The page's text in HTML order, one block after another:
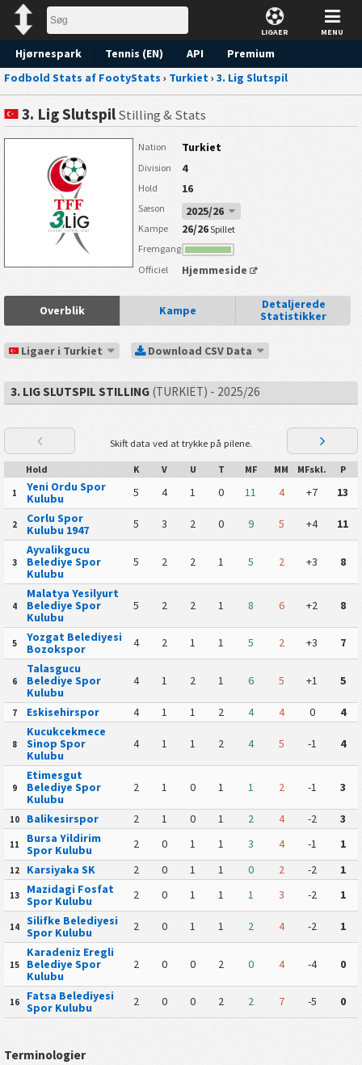
LIGAER MENU
Hjørnespark Tennis (EN) API Premium
Forudsigelse
Fodbold Stats af FootyStats › Turkiet› 3. Lig Slutspil
3. Lig SlutspilStilling & Stats
Nation Turkiet
Division 4
Hold 16
Sæson 2025/26
Kampe 26/26Spillet
Fremgang
Officiel
Hjemmeside
Overblik Kampe
Detaljerede
Statistikker
Ligaer i Turkiet Download CSV Data
3. LIG SLUTSPIL STILLING(TURKIET) - 2025/26
Skift data ved at trykke på pilene.
Hold K V U T MF MM MFskl. P
1
Yeni Ordu Spor
Kulubu
5 4 1 0 11 4 +7 13
2
Corlu Spor
Kulubu 1947
5 3 2 0 9 5 +4 11
3
Ayvalikgucu
Belediye Spor
Kulubu
5 2 2 1 5 2 +3 8
4
Malatya Yesilyurt
Belediye Spor
Kulubu
5 2 2 1 8 6 +2 8
5
Yozgat Belediyesi
Bozokspor
4 2 1 1 5 2 +3 7
6
Talasgucu
Belediye Spor
Kulubu
4 1 2 1 6 5 +1 5
7 Eskisehirspor 4 1 1 2 4 4 0 4
8
Kucukcekmece
Sinop Spor
Kulubu
4 1 1 2 4 5 -1 4
9
Etimesgut
Belediye Spor
Kulubu
2 1 0 1 1 2 -1 3
10 Balikesirspor 2 1 0 1 2 4 -2 3
11
Bursa Yildirim
Spor Kulubu
2 0 1 1 3 4 -1 1
12 Karsiyaka SK 2 0 1 1 0 2 -2 1
13
Mazidagi Fosfat
Spor Kulubu
2 0 1 1 1 3 -2 1
14
Silifke Belediyesi
Spor Kulubu
2 0 1 1 2 4 -2 1
15
Karadeniz Eregli
Belediye Spor
Kulubu
2 0 0 2 0 4 -4 0
16
Fatsa Belediyesi
Spor Kulubu
2 0 0 2 2 7 -5 0
Terminologier